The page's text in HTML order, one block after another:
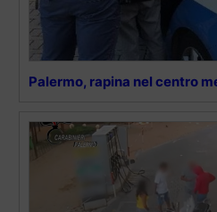
Palermo, rapina nel centro